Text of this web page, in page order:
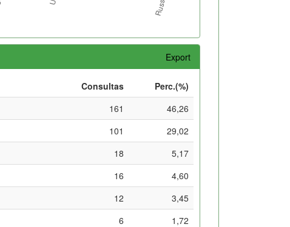
Export
Consultas
Perc.(%)
161
46,26
101
29,02
18
5,17
16
4,60
12
3,45
6
1,72